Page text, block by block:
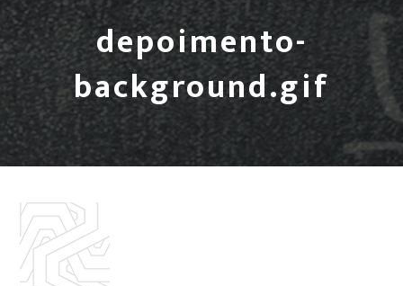
depoimento-
background.gif